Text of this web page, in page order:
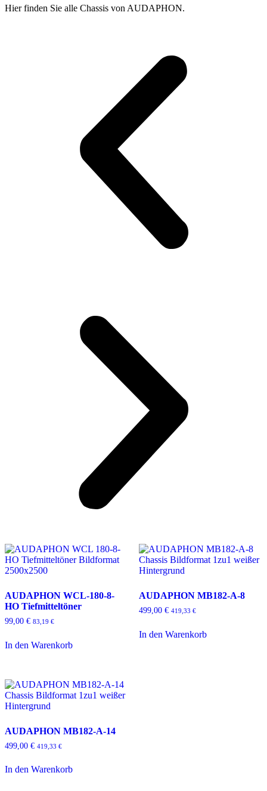
Hier finden Sie alle Chassis von AUDAPHON.
AUDAPHON WCL-180-8-
HO Tiefmitteltöner
99,00 € 83,19 €
In den Warenkorb
AUDAPHON MB182-A-8
499,00 € 419,33 €
In den Warenkorb
AUDAPHON MB182-A-14
499,00 € 419,33 €
In den Warenkorb